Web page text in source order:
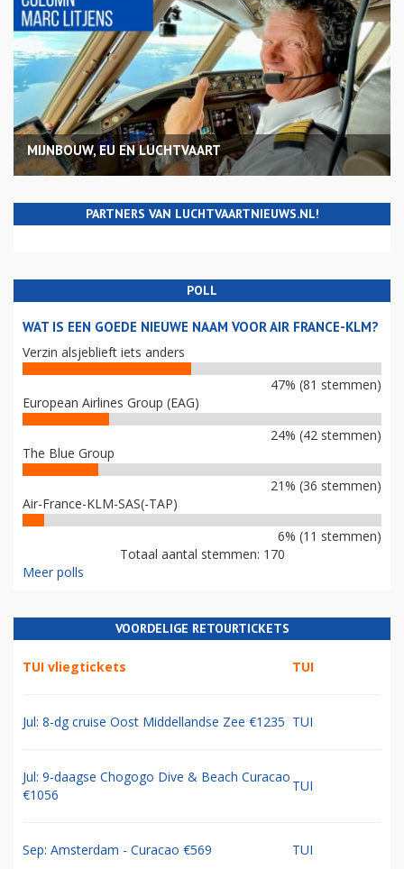
MIJNBOUW, EU EN LUCHTVAART
PARTNERS VAN LUCHTVAARTNIEUWS.NL!
POLL
WAT IS EEN GOEDE NIEUWE NAAM VOOR AIR FRANCE-KLM?
Verzin alsjeblieft iets anders
47% (81 stemmen)
European Airlines Group (EAG)
24% (42 stemmen)
The Blue Group
21% (36 stemmen)
Air-France-KLM-SAS(-TAP)
6% (11 stemmen)
Totaal aantal stemmen: 170
Meer polls
VOORDELIGE RETOURTICKETS
TUI vliegtickets TUI
Jul: 8-dg cruise Oost Middellandse Zee €1235 TUI
Jul: 9-daagse Chogogo Dive & Beach Curacao
€1056
TUI
Sep: Amsterdam - Curacao €569 TUI